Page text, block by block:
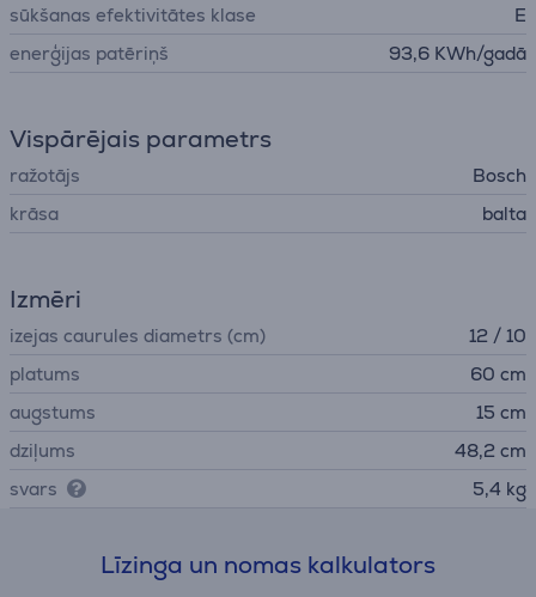
sūkšanas efektivitātes klase
E
enerģijas patēriņš
93,6 KWh/gadā
Vispārējais parametrs
ražotājs
Bosch
krāsa
balta
Izmēri
izejas caurules diametrs (cm)
12 / 10
platums
60 cm
augstums
15 cm
dziļums
48,2 cm
svars
5,4 kg
Līzinga un nomas kalkulators